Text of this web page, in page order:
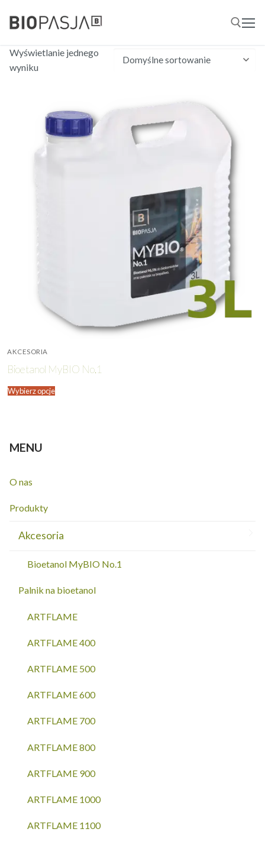
Wyświetlanie jednego
wyniku
AKCESORIA
Bioetanol MyBIO No.1
Wybierz opcje
MENU
O nas
Produkty
Akcesoria
Bioetanol MyBIO No.1
Palnik na bioetanol
ARTFLAME
ARTFLAME 400
ARTFLAME 500
ARTFLAME 600
ARTFLAME 700
ARTFLAME 800
ARTFLAME 900
ARTFLAME 1000
ARTFLAME 1100